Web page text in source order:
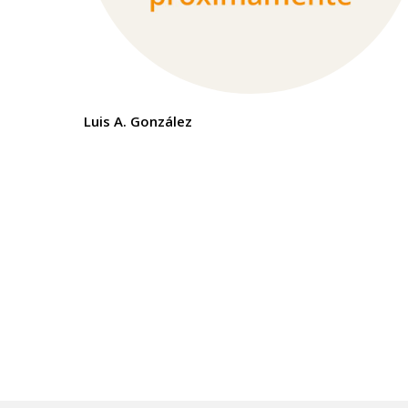
Luis A. González